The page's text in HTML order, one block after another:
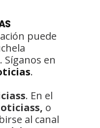
puede
. Síganos en
.
. En el
o
al canal